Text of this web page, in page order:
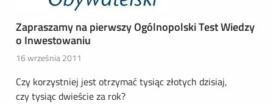
Zapraszamy na pierwszy Ogólnopolski Test Wiedzy
o Inwestowaniu
16 września 2011
Czy korzystniej jest otrzymać tysiąc złotych dzisiaj,
czy tysiąc dwieście za rok?